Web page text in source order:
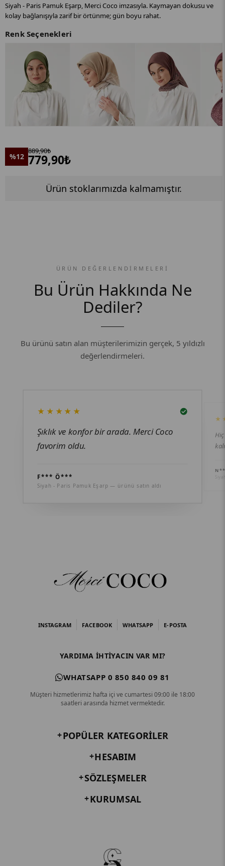
Siyah - Paris Pamuk Eşarp, Merci Coco imzasıyla. Kaymayan dokusu ve
kolay bağlanışıyla zarif bir örtünme; gün boyu rahat.
Renk Seçenekleri
%12
889,90₺
779,90₺
Ürün stoklarımızda kalmamıştır.
ÜRÜN DEĞERLENDIRMELERI
Bu Ürün Hakkında Ne
Dediler?
Bu ürünü satın alan müşterilerimizin gerçek, 5 yıldızlı
değerlendirmeleri.
★★★★★
Şıklık ve konfor bir arada. Merci Coco
favorim oldu.
F*** Ö***
Siyah - Paris Pamuk Eşarp — ürünü satın aldı
INSTAGRAM FACEBOOK WHATSAPP E-POSTA
YARDIMA IHTIYACIN VAR MI?
WHATSAPP 0 850 840 09 81
Müşteri hizmetlerimiz hafta içi ve cumartesi 09:00 ile 18:00
saatleri arasında hizmet vermektedir.
POPÜLER KATEGORILER
HESABIM
SÖZLEŞMELER
KURUMSAL